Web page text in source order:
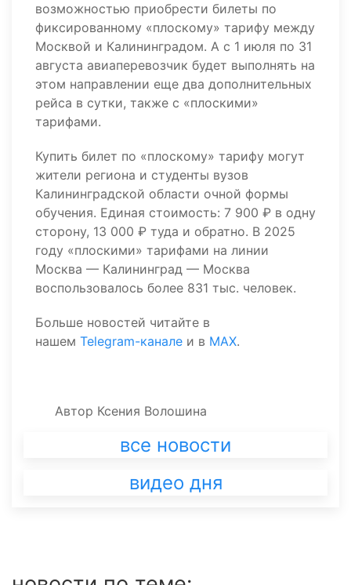
возможностью приобрести билеты по
фиксированному «плоскому» тарифу между
Москвой и Калининградом. А с 1 июля по 31
августа авиаперевозчик будет выполнять на
этом направлении еще два дополнительных
рейса в сутки, также с «плоскими»
тарифами.
Купить билет по «плоскому» тарифу могут
жители региона и студенты вузов
Калининградской области очной формы
обучения. Единая стоимость: 7 900 ₽ в одну
сторону, 13 000 ₽ туда и обратно. В 2025
году «плоскими» тарифами на линии
Москва — Калининград — Москва
воспользовалось более 831 тыс. человек.
Больше новостей читайте в
нашем Telegram-канале и в MAX.
Автор Ксения Волошина
все новости
видео дня